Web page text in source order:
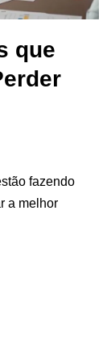
que
fazendo
a melhor